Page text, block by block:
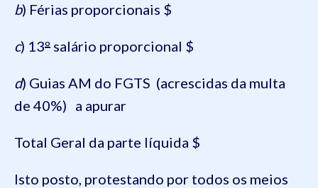
b) Férias proporcionais $
c) 13º salário proporcional $
d) Guias AM do FGTS (acrescidas da multa
de 40%) a apurar
Total Geral da parte líquida $
Isto posto, protestando por todos os meios